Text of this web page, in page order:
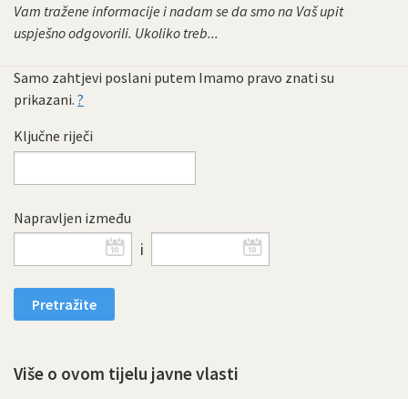
Vam tražene informacije i nadam se da smo na Vaš upit
uspješno odgovorili. Ukoliko treb...
Samo zahtjevi poslani putem Imamo pravo znati su
prikazani. ?
Ključne riječi
Napravljen između
i
Više o ovom tijelu javne vlasti